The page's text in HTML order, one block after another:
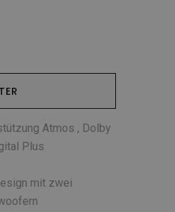
Atmos , Dolby
Plus
mit zwei